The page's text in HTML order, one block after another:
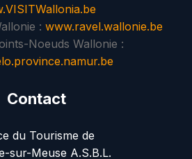
: www.ravel.wallonie.be
Noeuds Wallonie :
Contact
du Tourisme de
sur-Meuse A.S.B.L.